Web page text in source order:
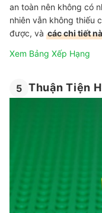
an toàn nên không có
nhiên vẫn không thiếu
được, và các chi tiết
Xem Bảng Xếp Hạng
5 Thuận Tiện